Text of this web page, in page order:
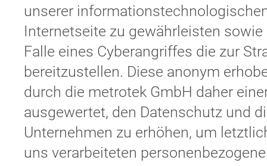
unserer
Internetseite zu gewährleisten
Falle eines Cyberangriffes die zur
bereitzustellen. Diese anonym
durch die metrotek GmbH daher
ausgewertet, den Datenschutz und
Unternehmen zu erhöhen, um
uns verarbeiteten